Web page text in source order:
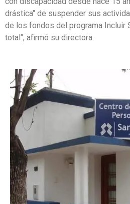
drástica" de suspender sus
de los fondos del programa Incluir
total", afirmó su directora.